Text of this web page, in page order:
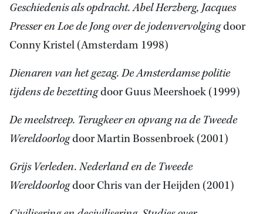
Geschiedenis als opdracht. Abel Herzberg, Jacques
Presser en Loe de Jong over de jodenvervolgingdoor
Conny Kristel (Amsterdam 1998)
Dienaren van het gezag. De Amsterdamse politie
tijdens de bezettingdoor Guus Meershoek (1999)
De meelstreep. Terugkeer en opvang na de Tweede
Wereldoorlogdoor Martin Bossenbroek (2001)
Grijs Verleden. Nederland en de Tweede
Wereldoorlogdoor Chris van der Heijden (2001)